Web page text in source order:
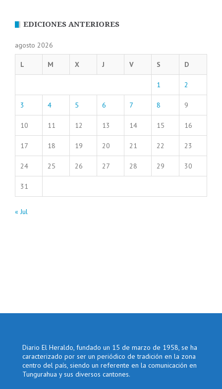
EDICIONES ANTERIORES
agosto 2026
L M X J V S D
1 2
3 4 5 6 7 8 9
10 11 12 13 14 15 16
17 18 19 20 21 22 23
24 25 26 27 28 29 30
31
« Jul
Diario El Heraldo, fundado un 15 de marzo de 1958, se ha
caracterizado por ser un periódico de tradición en la zona
centro del país, siendo un referente en la comunicación en
Tungurahua y sus diversos cantones.